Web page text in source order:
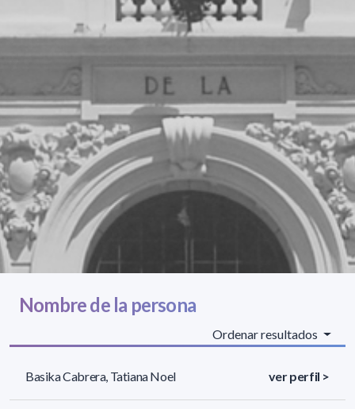
Nombre de la persona
Ordenar resultados
Basika Cabrera, Tatiana Noel ver perfil >